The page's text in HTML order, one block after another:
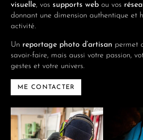
visuelle, vos supports web ou vos
donnant une dimension authentique et
activité.
Un reportage photo d’artisan permet
savoir-faire, mais aussi votre passion,
gestes et votre univers.
ME CONTACTER